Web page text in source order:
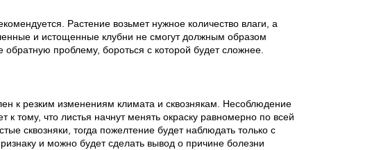
Растение возьмет нужное количество влаги, а
и истощенные клубни не смогут должным образом
обратную проблему, бороться с которой будет сложнее.
к резким изменениям климата и сквознякам. Несоблюдение
к тому, что листья начнут менять окраску равномерно по всей
сквозняки, тогда пожелтение будет наблюдать только с
и можно будет сделать вывод о причине болезни